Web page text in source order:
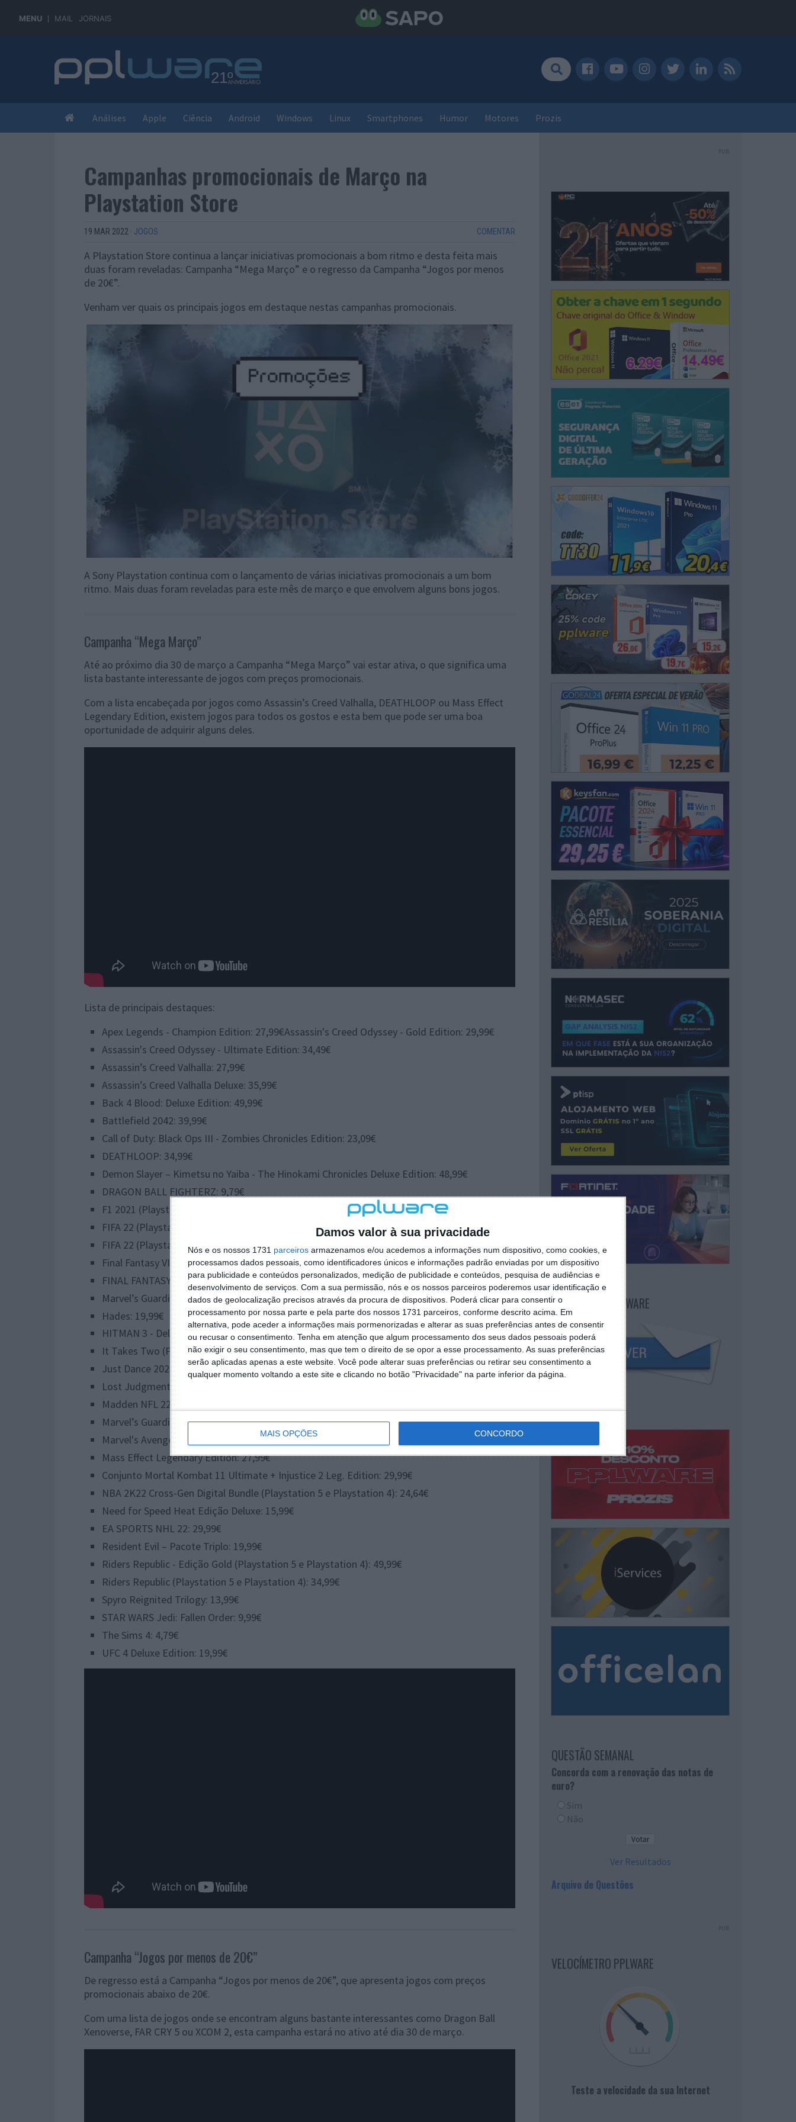
Damos valor à sua privacidade
Nós e os nossos 1731 parceiros armazenamos e/ou acedemos a informações num dispositivo, como cookies, e
processamos dados pessoais, como identificadores únicos e informações padrão enviadas por um dispositivo
para publicidade e conteúdos personalizados, medição de publicidade e conteúdos, pesquisa de audiências e
desenvolvimento de serviços. Com a sua permissão, nós e os nossos parceiros poderemos usar identificação e
dados de geolocalização precisos através da procura de dispositivos. Poderá clicar para consentir o
processamento por nossa parte e pela parte dos nossos 1731 parceiros, conforme descrito acima. Em
alternativa, pode aceder a informações mais pormenorizadas e alterar as suas preferências antes de consentir
ou recusar o consentimento. Tenha em atenção que algum processamento dos seus dados pessoais poderá
não exigir o seu consentimento, mas que tem o direito de se opor a esse processamento. As suas preferências
serão aplicadas apenas a este website. Você pode alterar suas preferências ou retirar seu consentimento a
qualquer momento voltando a este site e clicando no botão "Privacidade" na parte inferior da página.
MAIS OPÇÕES CONCORDO
MENU MAIL JORNAIS
Análises Apple Ciência Android Windows Linux Smartphones Humor Motores Prozis
Campanhas promocionais de Março na
Playstation Store
19 MAR 2022 · JOGOS COMENTAR
A Playstation Store continua a lançar iniciativas promocionais a bom ritmo e desta feita mais
duas foram reveladas: Campanha “Mega Março” e o regresso da Campanha “Jogos por menos
de 20€”.
Venham ver quais os principais jogos em destaque nestas campanhas promocionais.
A Sony Playstation continua com o lançamento de várias iniciativas promocionais a um bom
ritmo. Mais duas foram reveladas para este mês de março e que envolvem alguns bons jogos.
Campanha “Mega Março”
Até ao próximo dia 30 de março a Campanha “Mega Março” vai estar ativa, o que significa uma
lista bastante interessante de jogos com preços promocionais.
Com a lista encabeçada por jogos como Assassin’s Creed Valhalla, DEATHLOOP ou Mass Effect
Legendary Edition, existem jogos para todos os gostos e esta bem que pode ser uma boa
oportunidade de adquirir alguns deles.
Lista de principais destaques:
Apex Legends - Champion Edition: 27,99€Assassin's Creed Odyssey - Gold Edition: 29,99€
Assassin's Creed Odyssey - Ultimate Edition: 34,49€
Assassin’s Creed Valhalla: 27,99€
Assassin’s Creed Valhalla Deluxe: 35,99€
Back 4 Blood: Deluxe Edition: 49,99€
Battlefield 2042: 39,99€
Call of Duty: Black Ops III - Zombies Chronicles Edition: 23,09€
DEATHLOOP: 34,99€
Demon Slayer – Kimetsu no Yaiba - The Hinokami Chronicles Deluxe Edition: 48,99€
DRAGON BALL FIGHTERZ: 9,79€
F1 2021 (Playstation 5 e Playstation 4): 13,99€
FIFA 22 (Playstation 4): 18,19€
FIFA 22 (Playstation 5): 27,99€
Final Fantasy VII Remake: 27,99€
FINAL FANTASY VII REMAKE INTERGRADE: 44,79€
Marvel’s Guardians of the Galaxy - Deluxe Edition: 39,99€
Hades: 19,99€
HITMAN 3 - Deluxe Edition: 44,99€
It Takes Two (Playstation 5 e Playstation 4): 15,99€
Just Dance 2022 PS5: 29,99€
Lost Judgment – Edição Digital Ultimate (Playstation 5 e Playstation 4): 49,49€
Madden NFL 22 (Playstation 4): 20,99€
Marvel’s Guardians of the Galaxy (Playstation 5 e Playstation 4): 34,99€
Marvel's Avengers: 19,99€
Mass Effect Legendary Edition: 27,99€
Conjunto Mortal Kombat 11 Ultimate + Injustice 2 Leg. Edition: 29,99€
NBA 2K22 Cross-Gen Digital Bundle (Playstation 5 e Playstation 4): 24,64€
Need for Speed Heat Edição Deluxe: 15,99€
EA SPORTS NHL 22: 29,99€
Resident Evil – Pacote Triplo: 19,99€
Riders Republic - Edição Gold (Playstation 5 e Playstation 4): 49,99€
Riders Republic (Playstation 5 e Playstation 4): 34,99€
Spyro Reignited Trilogy: 13,99€
STAR WARS Jedi: Fallen Order: 9,99€
The Sims 4: 4,79€
UFC 4 Deluxe Edition: 19,99€
Campanha “Jogos por menos de 20€”
De regresso está a Campanha “Jogos por menos de 20€”, que apresenta jogos com preços
promocionais abaixo de 20€.
Com uma lista de jogos onde se encontram alguns bastante interessantes como Dragon Ball
Xenoverse, FAR CRY 5 ou XCOM 2, esta campanha estará no ativo até dia 30 de março.
PUB
NEWSLETTER PPLWARE
QUESTÃO SEMANAL
Concorda com a renovação das notas de
euro?
Sim
Não
Ver Resultados
Arquivo de Questões
PUB
VELOCÍMETRO PPLWARE
Teste a velocidade da sua Internet